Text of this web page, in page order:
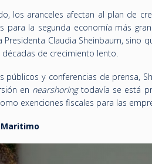
los aranceles afectan al plan de
para la segunda economía más
Presidenta Claudia Sheinbaum, sino
décadas de crecimiento lento.
públicos y conferencias de prensa,
en nearshoringtodavía se está
exenciones fiscales para las